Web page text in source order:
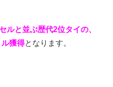
ルと並ぶ歴代2位タイの、
ル獲得となります。